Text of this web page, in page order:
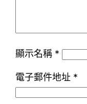
顯示名稱 *
電子郵件地址 *